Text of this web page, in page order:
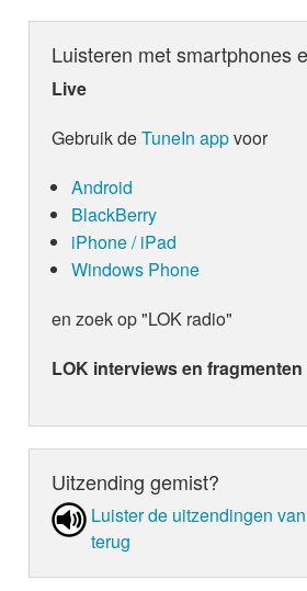
Luisteren met smartphones
Live
Gebruik deTuneIn appvoor
Android
BlackBerry
iPhone / iPad
Windows Phone
en zoek op "LOK radio"
LOK interviews en
Uitzending gemist?
Luister de uit­zen­din­gen
terug